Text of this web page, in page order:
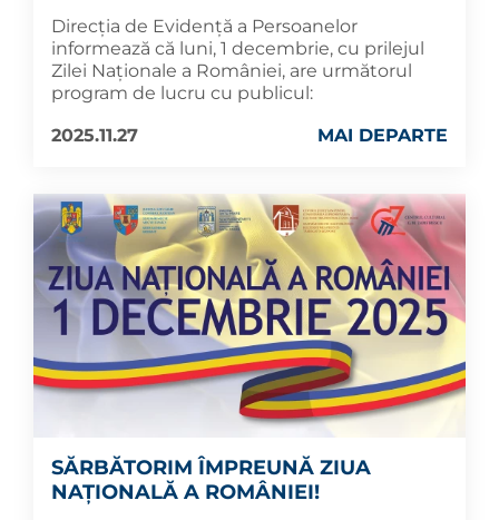
Direcția de Evidență a Persoanelor
informează că luni, 1 decembrie, cu prilejul
Zilei Naționale a României, are următorul
program de lucru cu publicul:
2025.11.27
MAI DEPARTE
SĂRBĂTORIM ÎMPREUNĂ ZIUA
NAȚIONALĂ A ROMÂNIEI!